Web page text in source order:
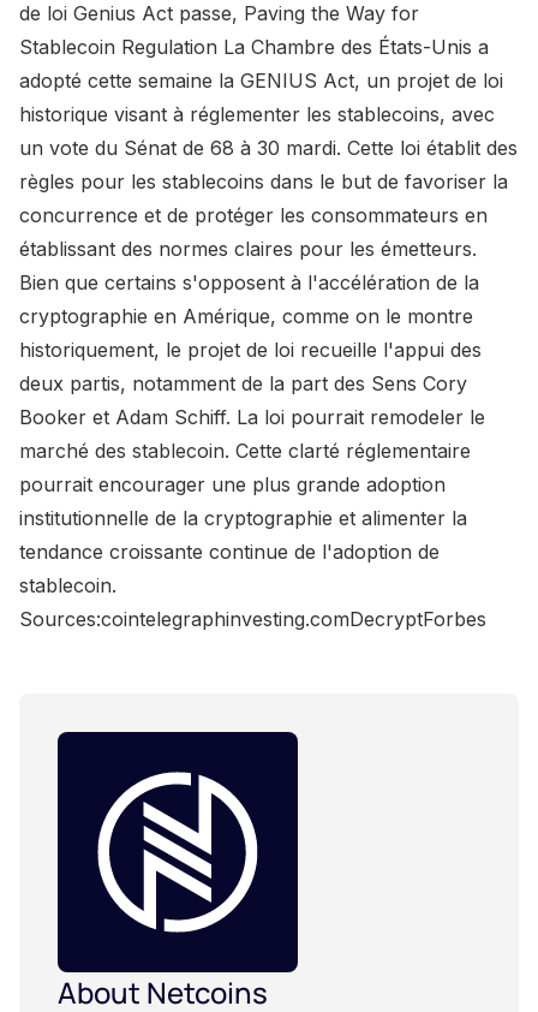
de loi Genius Act passe, Paving the Way for
Stablecoin Regulation La Chambre des États-Unis a
adopté cette semaine la GENIUS Act, un projet de loi
historique visant à réglementer les stablecoins, avec
un vote du Sénat de 68 à 30 mardi. Cette loi établit des
règles pour les stablecoins dans le but de favoriser la
concurrence et de protéger les consommateurs en
établissant des normes claires pour les émetteurs.
Bien que certains s'opposent à l'accélération de la
cryptographie en Amérique, comme on le montre
historiquement, le projet de loi recueille l'appui des
deux partis, notamment de la part des Sens Cory
Booker et Adam Schiff. La loi pourrait remodeler le
marché des stablecoin. Cette clarté réglementaire
pourrait encourager une plus grande adoption
institutionnelle de la cryptographie et alimenter la
tendance croissante continue de l'adoption de
stablecoin.
Sources:cointelegraphinvesting.comDecryptForbes
About Netcoins